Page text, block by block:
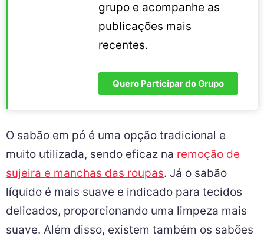
grupo e acompanhe as
publicações mais
recentes.
Quero Participar do Grupo
O sabão em pó é uma opção tradicional e
muito utilizada, sendo eficaz na remoção de
sujeira e manchas das roupas. Já o sabão
líquido é mais suave e indicado para tecidos
delicados, proporcionando uma limpeza mais
suave. Além disso, existem também os sabões